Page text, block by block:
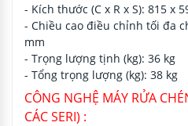
- Kích thước (C x R x S): 815 x
- Chiều cao điều chỉnh tối đa
mm
- Trọng lượng tịnh (kg): 36 kg
- Tổng trọng lượng (kg): 38 kg
CÔNG NGHỆ MÁY RỬA
CÁC SERI) :